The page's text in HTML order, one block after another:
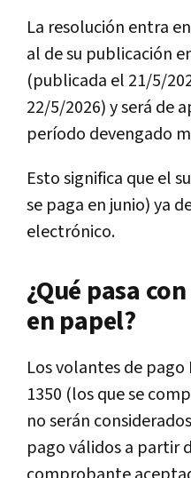
La resolución entra
al de su publicación
(publicada el 21/5/
22/5/2026) y será de
período devengado
Esto significa que el
se paga en junio) ya
electrónico.
¿Qué pasa
en papel?
Los volantes de pago
1350 (los que se
no serán
pago válidos a partir